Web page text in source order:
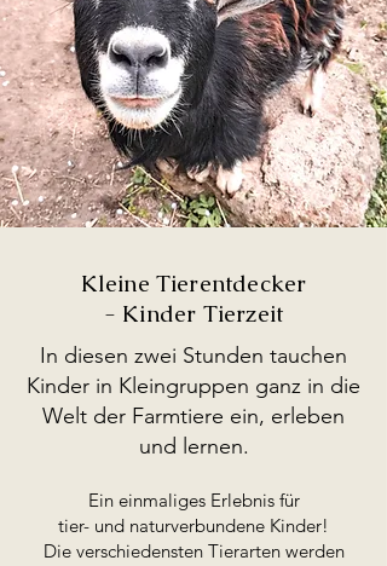
Kleine Tierentdecker
- Kinder Tierzeit
In diesen zwei Stunden tauchen
Kinder in Kleingruppen ganz in die
Welt der Farmtiere ein, erleben
und lernen.
Ein einmaliges Erlebnis für
tier- und naturverbundene Kinder!
Die verschiedensten Tierarten werden